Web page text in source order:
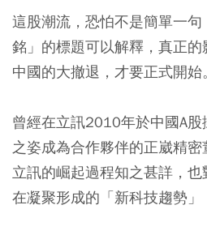
這股潮流，恐怕不是簡單一
銘」的標題可以解釋，真正
中國的大撤退，才要正式開始。
曾經在立訊2010年於中國A
之姿成為合作夥伴的正崴精
立訊的崛起過程知之甚詳，
在凝聚形成的「新科技趨勢」